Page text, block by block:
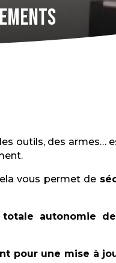
outils, des armes…
vous permet de
totale autonomie
pour une mise à